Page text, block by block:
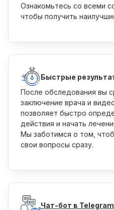
Ознакомьтесь со всеми
чтобы получить
Быстрые
После обследования вы
заключение врача и
позволяет быстро
действия и начать
Мы заботимся о том,
свои вопросы сразу.
Чат-бот в Telegram